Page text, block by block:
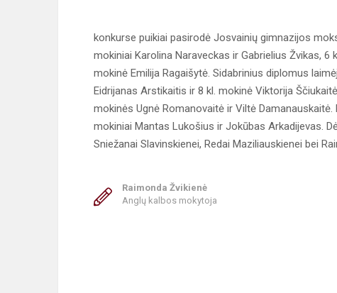
konkurse puikiai pasirodė Josvainių gimnazijos
mokiniai Karolina Naraveckas ir Gabrielius Žvikas, 6
mokinė Emilija Ragaišytė. Sidabrinius diplomus
Eidrijanas Arstikaitis ir 8 kl. mokinė Viktorija
mokinės Ugnė Romanovaitė ir Viltė
mokiniai Mantas Lukošius ir Jokūbas Arkadijevas.
Sniežanai Slavinskienei, Redai Maziliauskienei bei
Raimonda Žvikienė
Anglų kalbos mokytoja